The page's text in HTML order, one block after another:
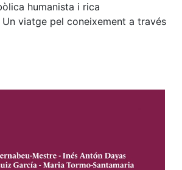
humanista i rica
Un viatge pel coneixement a través